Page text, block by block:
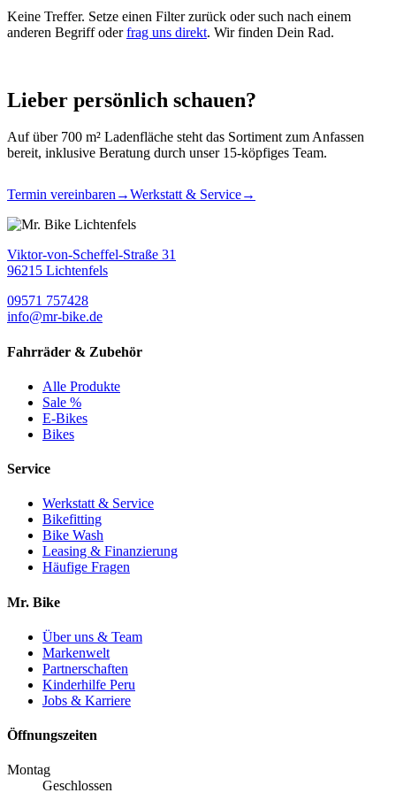
Keine Treffer. Setze einen Filter zurück oder such nach einem
anderen Begriff oderfrag uns direkt. Wir finden Dein Rad.
Lieber persönlich schauen?
Auf über 700 m² Ladenfläche steht das Sortiment zum Anfassen
bereit, inklusive Beratung durch unser 15-köpfiges Team.
Termin vereinbaren →Werkstatt & Service→
Viktor-von-Scheffel-Straße 31
96215 Lichtenfels
09571 757428
info@mr-bike.de
Fahrräder & Zubehör
Alle Produkte
Sale %
E-Bikes
Bikes
Service
Werkstatt & Service
Bikefitting
Bike Wash
Leasing & Finanzierung
Häufige Fragen
Mr. Bike
Über uns & Team
Markenwelt
Partnerschaften
Kinderhilfe Peru
Jobs & Karriere
Öffnungszeiten
Montag
Geschlossen